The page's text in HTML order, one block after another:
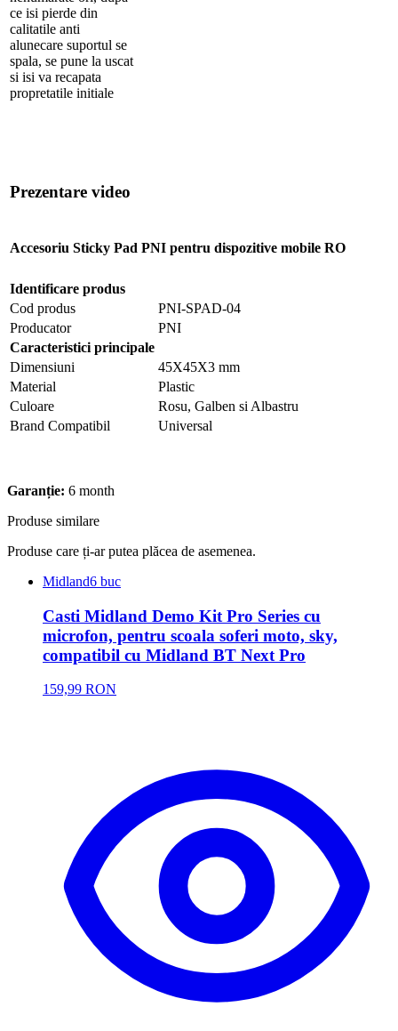
ce isi pierde din
calitatile anti
alunecare suportul se
spala, se pune la uscat
si isi va recapata
propretatile initiale
Prezentare video
Accesoriu Sticky Pad PNI pentru dispozitive mobile RO
Identificare produs
Cod produs
PNI-SPAD-04
Producator
PNI
Caracteristici principale
Dimensiuni
45X45X3 mm
Material
Plastic
Culoare
Rosu, Galben si Albastru
Brand Compatibil
Universal
Garanție: 6 month
Produse similare
Produse care ți-ar putea plăcea de asemenea.
Midland6 buc
Casti Midland Demo Kit Pro Series cu
microfon, pentru scoala soferi moto, sky,
compatibil cu Midland BT Next Pro
159,99 RON